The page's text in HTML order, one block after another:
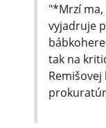
"*Mrzí
vyjadruje
tak na